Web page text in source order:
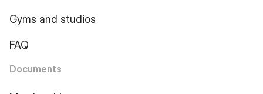
Gyms and studios
FAQ
Documents